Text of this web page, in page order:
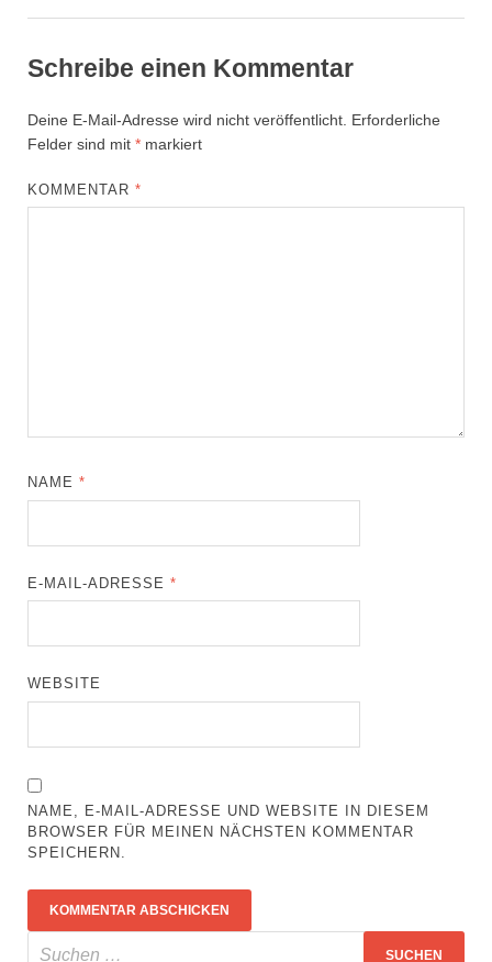
Schreibe einen Kommentar
Deine E-Mail-Adresse wird nicht veröffentlicht. Erforderliche
Felder sind mit * markiert
KOMMENTAR*
NAME*
E-MAIL-ADRESSE*
WEBSITE
NAME, E-MAIL-ADRESSE UND WEBSITE IN DIESEM
BROWSER FÜR MEINEN NÄCHSTEN KOMMENTAR
SPEICHERN.